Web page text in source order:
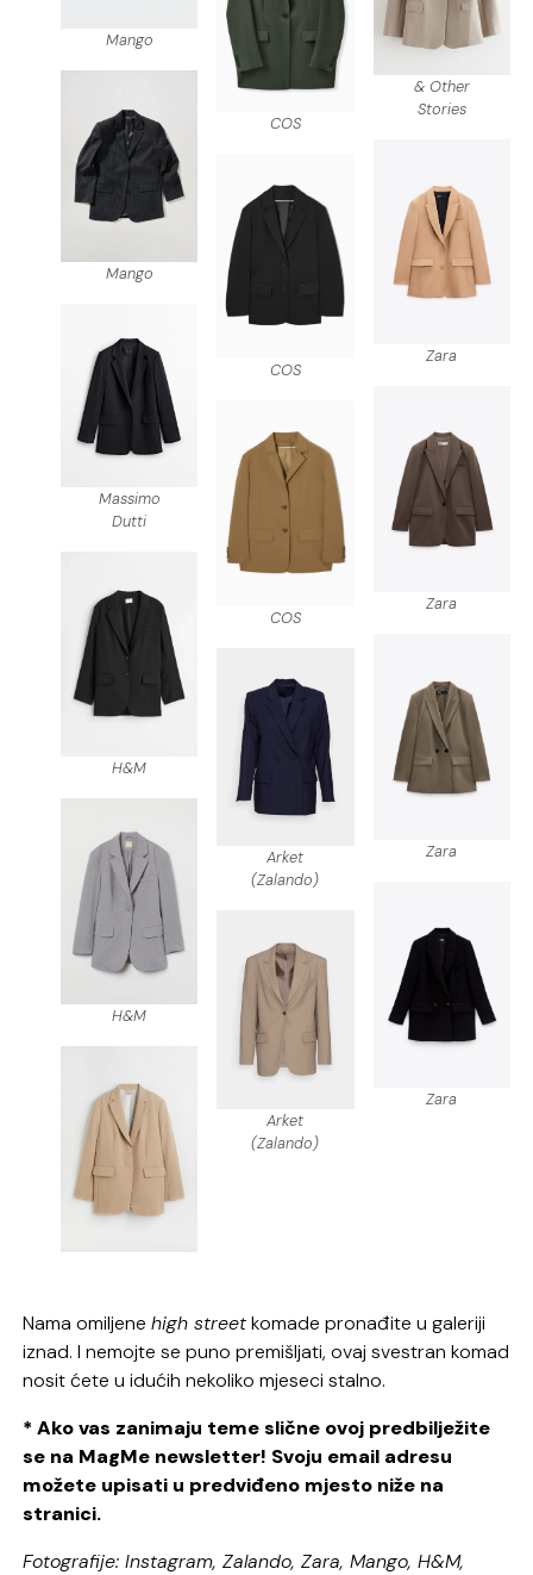
Mango
Mango
Massimo
Dutti
H&M
H&M
COS
COS
COS
Arket
(Zalando)
Arket
(Zalando)
& Other
Stories
Zara
Zara
Zara
Zara
Nama omiljenehigh streetkomade pronađite u galeriji
iznad. I nemojte se puno premišljati, ovaj svestran komad
nosit ćete u idućih nekoliko mjeseci stalno.
* Ako vas zanimaju teme slične ovoj predbilježite
se na MagMe newsletter! Svoju email adresu
možete upisati u predviđeno mjesto niže na
stranici.
Fotografije: Instagram, Zalando, Zara, Mango, H&M,